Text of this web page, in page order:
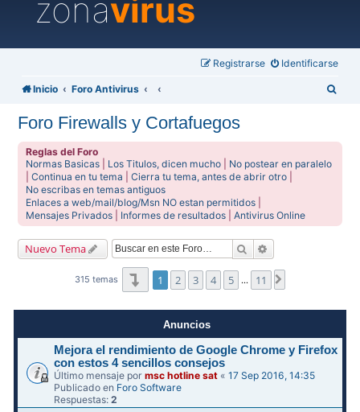
zonavirus
Identificarse
Registrarse
Inicio Foro Antivirus
Foro Firewalls y Cortafuegos
Reglas del Foro
Normas Basicas
Los Titulos, dicen mucho
No postear en paralelo
|Continua en tu tema |Cierra tu tema, antes de abrir otro
No escribas en temas antiguos
Enlaces a web/mail/blog/Msn NO estan permitidos
Mensajes Privados
Informes de resultados |Antivirus Online
Nuevo Tema Buscar
315 temas Página1de11
1 2 3 4 5 … 11
Anuncios
Mejora el rendimiento de Google Chrome y Firefox
con estos 4 sencillos consejos
Último mensaje pormsc hotline sat «17 Sep 2016, 14:35
Publicado en Foro Software
Respuestas:2